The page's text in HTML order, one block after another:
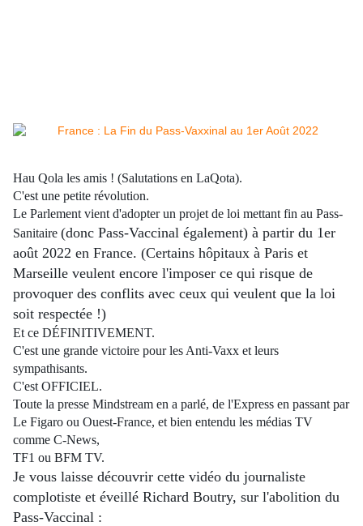
Hau Qola les amis ! (Salutations en LaQota).
C'est une petite révolution.
Le Parlement vient d'adopter un projet de loi mettant fin au Pass-
Sanitaire (donc Pass-Vaccinal également) à partir du 1er
août 2022 en France. (Certains hôpitaux à Paris et
Marseille veulent encore l'imposer ce qui risque de
provoquer des conflits avec ceux qui veulent que la loi
soit respectée !)
Et ce DÉFINITIVEMENT.
C'est une grande victoire pour les Anti-Vaxx et leurs
sympathisants.
C'est OFFICIEL.
Toute la presse Mindstream en a parlé, de l'Express en passant par
Le Figaro ou Ouest-France, et bien entendu les médias TV
comme C-News,
TF1 ou BFM TV.
Je vous laisse découvrir cette vidéo du journaliste
complotiste et éveillé Richard Boutry, sur l'abolition du
Pass-Vaccinal :